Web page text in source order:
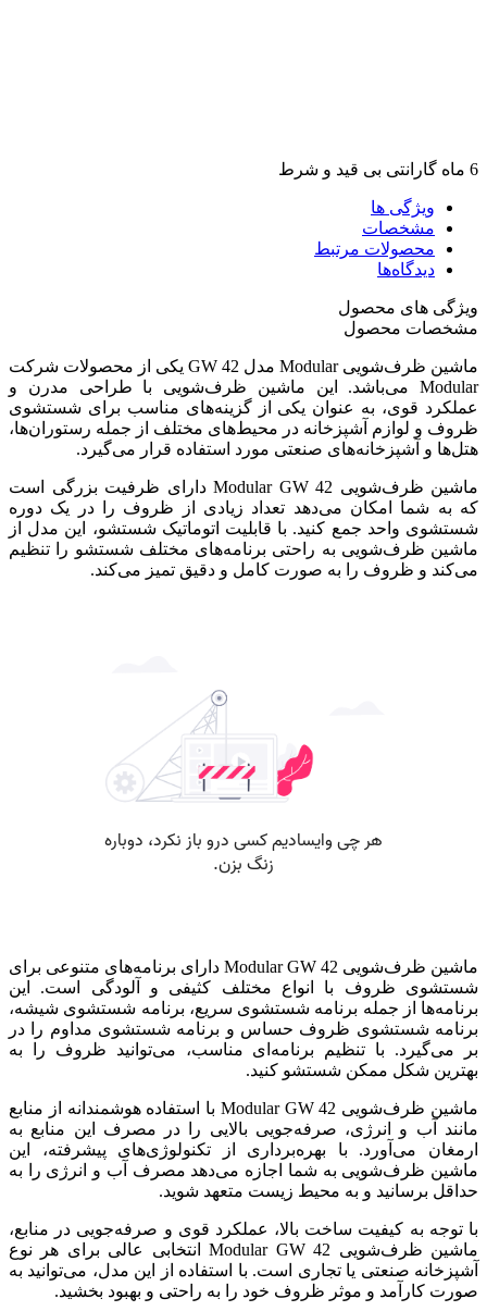
6 ماه گارانتی بی قید و شرط
ویژگی ها
مشخصات
محصولات مرتبط
دیدگاه‌ها
ویژگی های محصول
مشخصات محصول
ماشین ظرف‌شویی Modular مدل GW 42 یکی از محصولات شرکت
Modular می‌باشد. این ماشین ظرف‌شویی با طراحی مدرن و
عملکرد قوی، به عنوان یکی از گزینه‌های مناسب برای شستشوی
ظروف و لوازم آشپزخانه در محیط‌های مختلف از جمله رستوران‌ها،
هتل‌ها و آشپزخانه‌های صنعتی مورد استفاده قرار می‌گیرد.
ماشین ظرف‌شویی Modular GW 42 دارای ظرفیت بزرگی است
که به شما امکان می‌دهد تعداد زیادی از ظروف را در یک دوره
شستشوی واحد جمع کنید. با قابلیت اتوماتیک شستشو، این مدل از
ماشین ظرف‌شویی به راحتی برنامه‌های مختلف شستشو را تنظیم
می‌کند و ظروف را به صورت کامل و دقیق تمیز می‌کند.
ماشین ظرف‌شویی Modular GW 42 دارای برنامه‌های متنوعی برای
شستشوی ظروف با انواع مختلف کثیفی و آلودگی است. این
برنامه‌ها از جمله برنامه شستشوی سریع، برنامه شستشوی شیشه،
برنامه شستشوی ظروف حساس و برنامه شستشوی مداوم را در
بر می‌گیرد. با تنظیم برنامه‌ای مناسب، می‌توانید ظروف را به
بهترین شکل ممکن شستشو کنید.
ماشین ظرف‌شویی Modular GW 42 با استفاده هوشمندانه از منابع
مانند آب و انرژی، صرفه‌جویی بالایی را در مصرف این منابع به
ارمغان می‌آورد. با بهره‌برداری از تکنولوژی‌های پیشرفته، این
ماشین ظرف‌شویی به شما اجازه می‌دهد مصرف آب و انرژی را به
حداقل برسانید و به محیط زیست متعهد شوید.
با توجه به کیفیت ساخت بالا، عملکرد قوی و صرفه‌جویی در منابع،
ماشین ظرف‌شویی Modular GW 42 انتخابی عالی برای هر نوع
آشپزخانه صنعتی یا تجاری است. با استفاده از این مدل، می‌توانید به
صورت کارآمد و موثر ظروف خود را به راحتی و بهبود بخشید.